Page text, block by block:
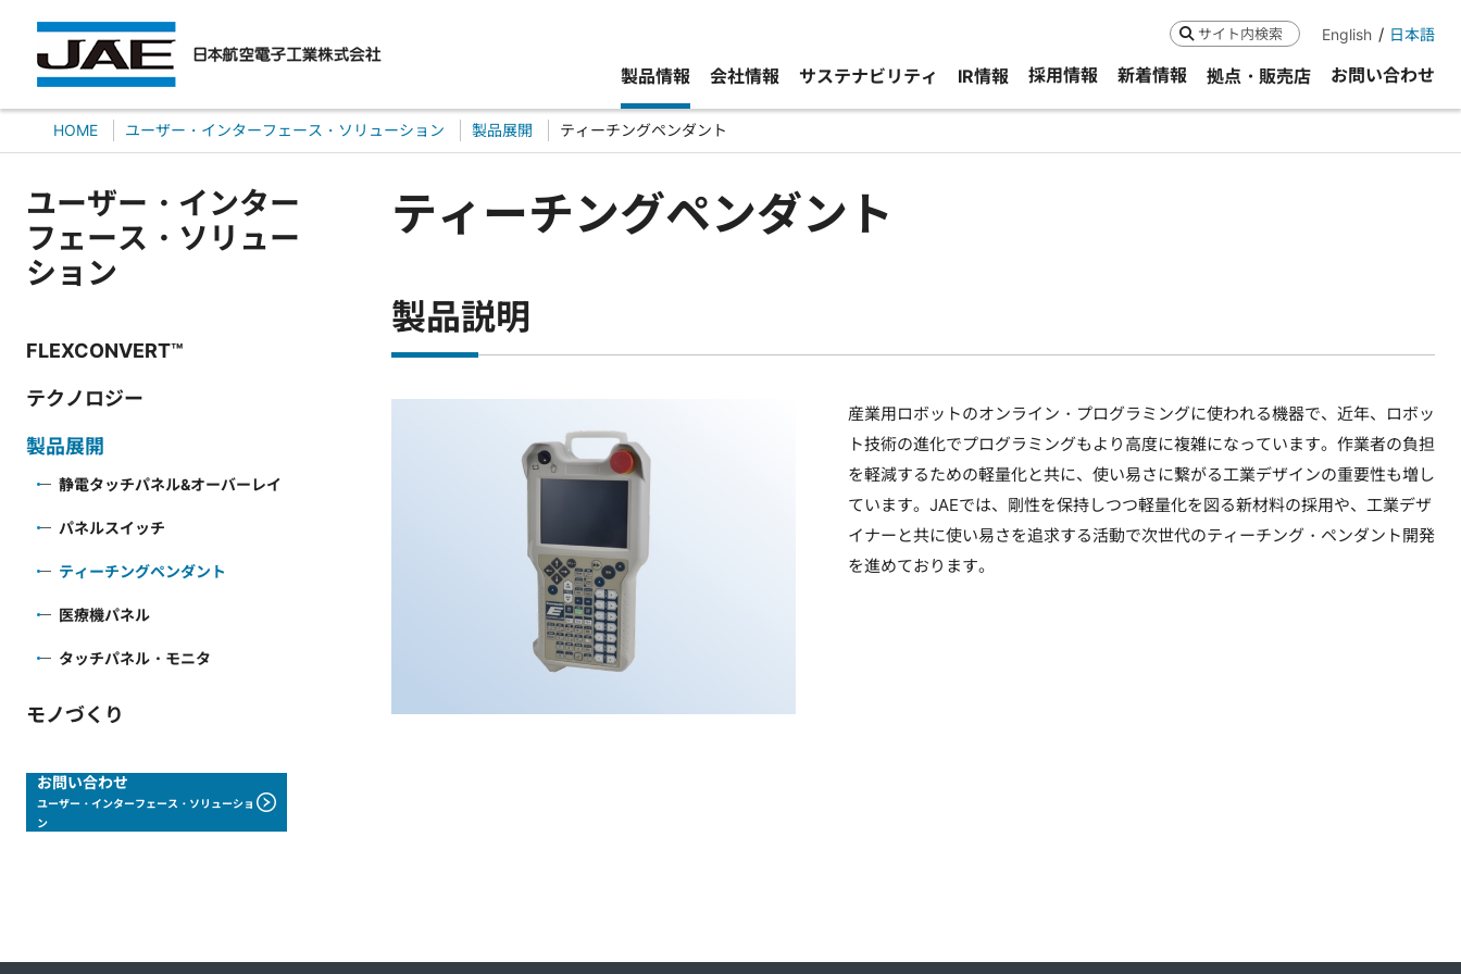
検索 English 日本語
製品情報 会社情報 サステナビリティ IR情報 採用情報 新着情報 拠点・販売店 お問い合わせ
HOME ユーザー・インターフェース・ソリューション 製品展開 ティーチングペンダント
ユーザー・インター
フェース・ソリュー
ション
FLEXCONVERT™
テクノロジー
製品展開
静電タッチパネル&オーバーレイ
パネルスイッチ
ティーチングペンダント
医療機パネル
タッチパネル・モニタ
モノづくり
お問い合わせ
ユーザー・インターフェース・ソリューショ
ン
ティーチングペンダント
製品説明
産業用ロボットのオンライン・プログラミングに使われる機器で、近年、ロボッ
ト技術の進化でプログラミングもより高度に複雑になっています。作業者の負担
を軽減するための軽量化と共に、使い易さに繋がる工業デザインの重要性も増し
ています。JAEでは、剛性を保持しつつ軽量化を図る新材料の採用や、工業デザ
イナーと共に使い易さを追求する活動で次世代のティーチング・ペンダント開発
を進めております。